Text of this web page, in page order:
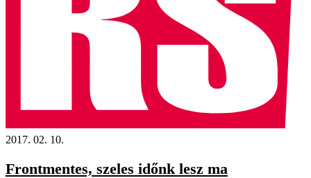
2017. 02. 10.
Frontmentes, szeles időnk lesz ma